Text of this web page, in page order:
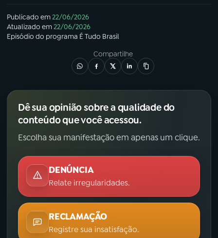
Publicado em22/06/2026
Atualizado em22/06/2026
Episódio do programa É Tudo Brasil
Compartilhe
Dê sua opinião sobre a qualidade do
conteúdo que você acessou.
Escolha sua manifestação em apenas um clique.
DENÚNCIA
Relate irregularidades.
RECLAMAÇÃO
Registre sua insatisfação.